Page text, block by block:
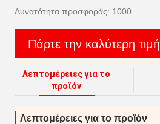
Δυνατότητα προσφοράς: 1000
Πάρτε την καλύτερη τιμή
Λεπτομέρειες για το
προϊόν
Λεπτομέρειες για το προϊόν